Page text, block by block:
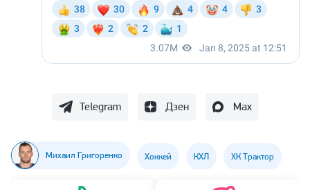
Telegram Дзен Max
Михаил Григоренко Хоккей КХЛ ХК Трактор